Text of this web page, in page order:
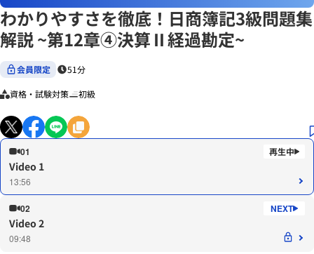
わかりやすさを徹底！日商簿記3級問題集
解説 ~第12章④決算Ⅱ経過勘定~
会員限定 51分
資格・試験対策 初級
01
Video 1
13:56
02
Video 2
09:48